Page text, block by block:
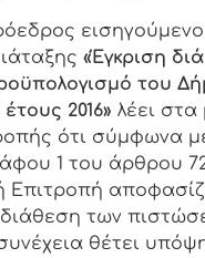
«Έγκριση
του
2016» λέει στα
ότι σύμφωνα
1 του άρθρου
Επιτροπή
διάθεση των
θέτει